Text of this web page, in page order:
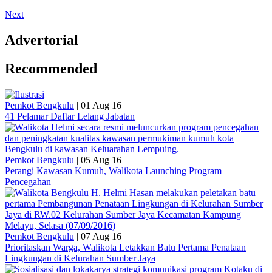
Next
Advertorial
Recommended
Pemkot Bengkulu | 01 Aug 16
41 Pelamar Daftar Lelang Jabatan
Pemkot Bengkulu | 05 Aug 16
Perangi Kawasan Kumuh, Walikota Launching Program
Pencegahan
Pemkot Bengkulu | 07 Aug 16
Prioritaskan Warga, Walikota Letakkan Batu Pertama Penataan
Lingkungan di Kelurahan Sumber Jaya